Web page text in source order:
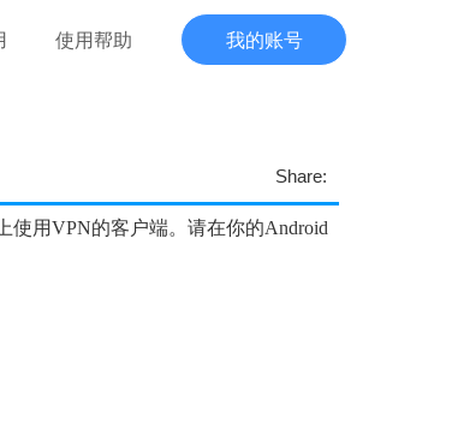
使用帮助 我的账号
Share:
使用VPN的客户端。请在你的Android